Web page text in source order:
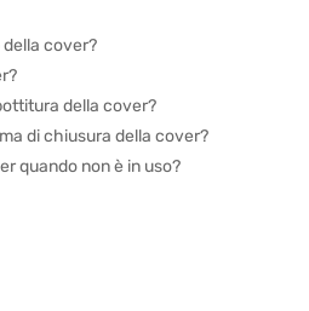
della cover?
della cover?
di chiusura della cover?
quando non è in uso?